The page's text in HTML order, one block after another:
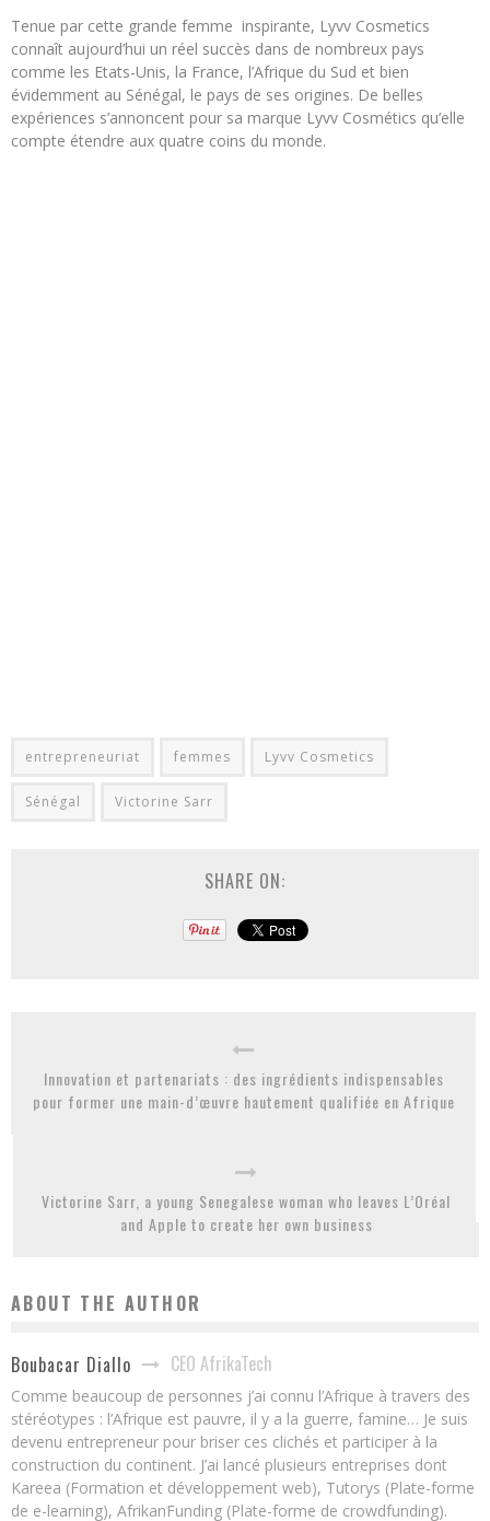
Tenue par cette grande femme inspirante, Lyvv Cosmetics
connaît aujourd’hui un réel succès dans de nombreux pays
comme les Etats-Unis, la France, l’Afrique du Sud et bien
évidemment au Sénégal, le pays de ses origines. De belles
expériences s’annoncent pour sa marque Lyvv Cosmétics qu’elle
compte étendre aux quatre coins du monde.
entrepreneuriat femmes Lyvv Cosmetics
Sénégal Victorine Sarr
SHARE ON:
Innovation et partenariats : des ingrédients indispensables
pour former une main-d’œuvre hautement qualifiée en Afrique
Victorine Sarr, a young Senegalese woman who leaves L’Oréal
and Apple to create her own business
ABOUT THE AUTHOR
Boubacar Diallo CEO AfrikaTech
Comme beaucoup de personnes j’ai connu l’Afrique à travers des
stéréotypes : l’Afrique est pauvre, il y a la guerre, famine… Je suis
devenu entrepreneur pour briser ces clichés et participer à la
construction du continent. J’ai lancé plusieurs entreprises dont
Kareea (Formation et développement web), Tutorys (Plate-forme
de e-learning), AfrikanFunding (Plate-forme de crowdfunding).